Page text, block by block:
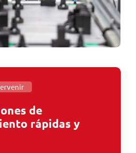
de
rápidas y